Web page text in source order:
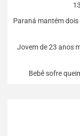
Paraná mantém
Jovem de 23 anos
Bebê sofre